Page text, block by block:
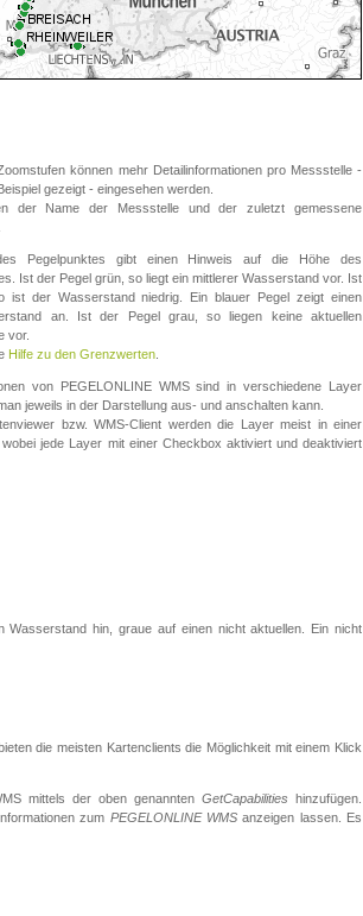
können mehr Detailinformationen pro Messstelle -
gezeigt - eingesehen werden.
der Name der Messstelle und der zuletzt gemessene
Pegelpunktes gibt einen Hinweis auf die Höhe des
Ist der Pegel grün, so liegt ein mittlerer Wasserstand vor. Ist
ist der Wasserstand niedrig. Ein blauer Pegel zeigt einen
an. Ist der Pegel grau, so liegen keine aktuellen
vor.
Hilfe zu den Grenzwerten
von PEGELONLINE WMS sind in verschiedene Layer
jeweils in der Darstellung aus- und anschalten kann.
bzw. WMS-Client werden die Layer meist in einer
wobei jede Layer mit einer Checkbox aktiviert und deaktiviert
hin, graue auf einen nicht aktuellen. Ein nicht
die meisten Kartenclients die Möglichkeit mit einem Klick
mittels der oben genannten GetCapabilities hinzufügen.
zum PEGELONLINE WMSanzeigen lassen. Es